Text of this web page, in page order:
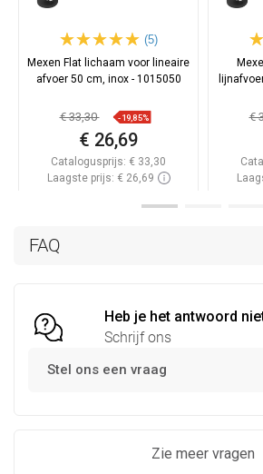
FAQ
Heb je het antwoord
Schrijf ons
Stel ons een vraag
Zie meer vragen
(5)
Mexen Flat lichaam voor lineaire
afvoer 50 cm, inox - 1015050
€ 33,30 -19,85%
€ 26,69
Catalogusprijs: € 33,30
Laagste prijs: € 26,69
€